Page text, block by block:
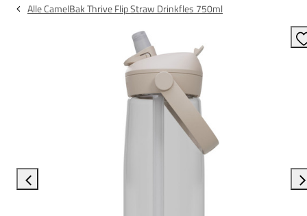
Alle CamelBak Thrive Flip Straw Drinkfles 750ml